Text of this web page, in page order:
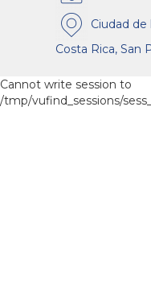
Ciudad
Costa Rica, San
Cannot write session to
/tmp/vufind_sessions/